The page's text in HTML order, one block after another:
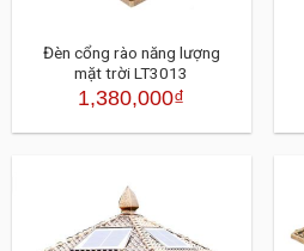
Đèn cổng rào năng lượng
mặt trời LT3013
1,380,000₫